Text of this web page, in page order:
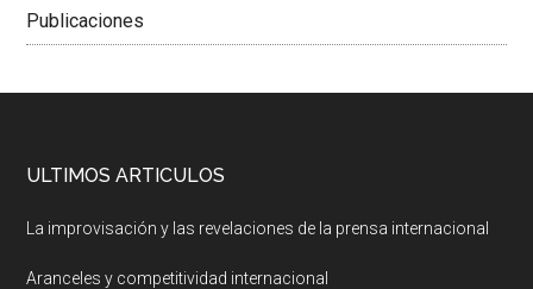
Publicaciones
ULTIMOS ARTICULOS
La improvisación y las revelaciones de la prensa internacional
Aranceles y competitividad internacional